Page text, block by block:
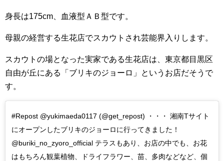
身長は175cm、血液型ＡＢ型です。
母親の経営する生花店でスカウトされ芸能界入りします。
スカウトの場となった実家である生花店は、東京都目黒区
自由が丘にある「ブリキのジョーロ」というお店だそうで
す。
#Repost @yukimaeda0117 (@get_repost) ・・・ 湘南Tサイト
にオープンしたブリキのジョーロに行ってきました！
@buriki_no_zyoro_official テラスもあり、お店の中でも、お花
はもちろん観葉植物、ドライフラワー、苗、多肉などなど、個